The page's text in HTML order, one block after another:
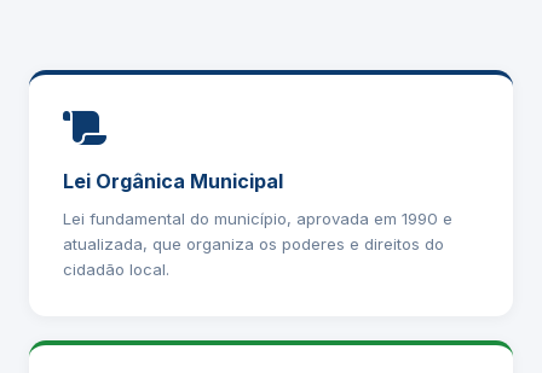
Lei Orgânica Municipal
Lei fundamental do município, aprovada em 1990 e
atualizada, que organiza os poderes e direitos do
cidadão local.